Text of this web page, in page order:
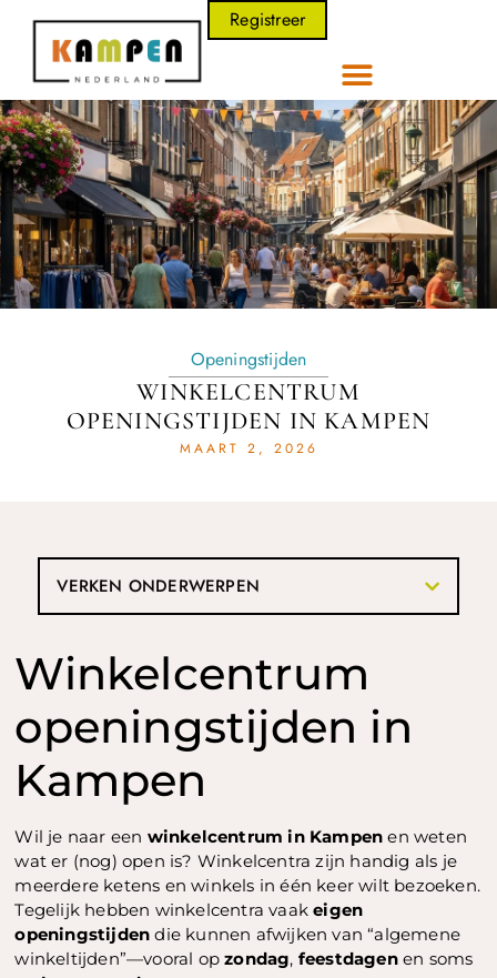
Registreer
Openingstijden
WINKELCENTRUM
OPENINGSTIJDEN IN KAMPEN
MAART 2, 2026
Winkelcentrum
openingstijden in
Kampen
Wil je naar een winkelcentrum in Kampen en weten
wat er (nog) open is? Winkelcentra zijn handig als je
meerdere ketens en winkels in één keer wilt bezoeken.
Tegelijk hebben winkelcentra vaakeigen
openingstijden die kunnen afwijken van “algemene
winkeltijden”—vooral opzondag, feestdagenen soms
VERKEN ONDERWERPEN